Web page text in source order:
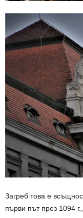
Загреб това е
първи път през 1094